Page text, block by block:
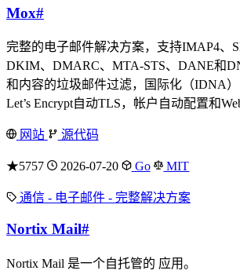
Mox#
完整的电子邮件解决方案，支持IMAP4、
DKIM、DMARC、MTA-STS、DANE和
和内容的垃圾邮件过滤，国际化（IDNA
Let’s Encrypt自动TLS，帐户自动配置和
网站 源代码
★5757 2026-07-20 Go MIT
通信 - 电子邮件 - 完整解决方案
Nortix Mail#
Nortix Mail 是一个自托管的 应用。